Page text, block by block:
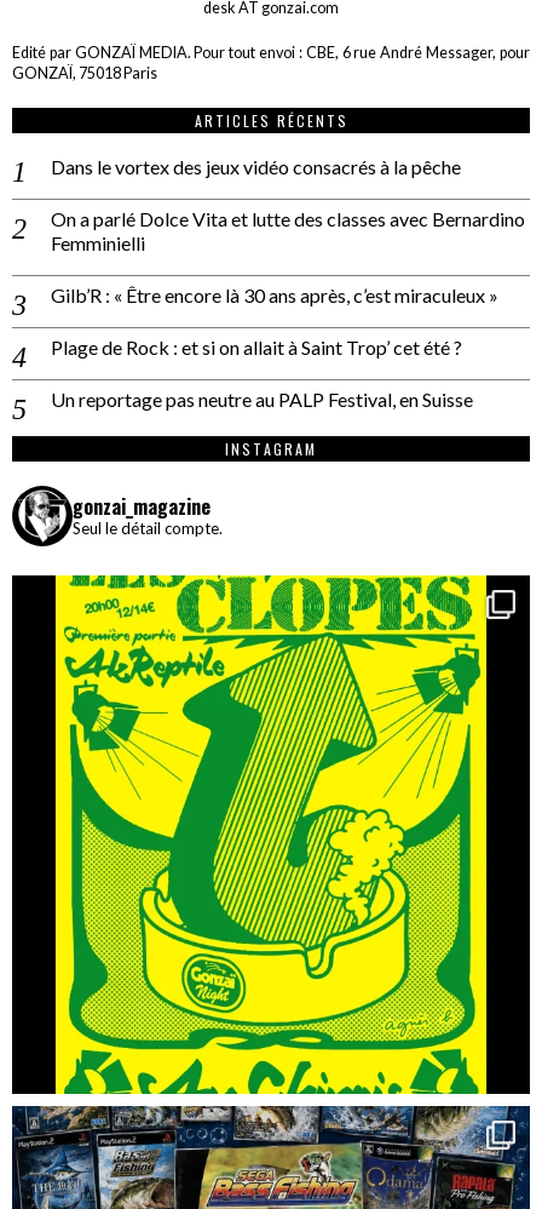
desk AT gonzai.com
Edité par GONZAÏ MEDIA. Pour tout envoi : CBE, 6 rue André Messager, pour
GONZAÏ, 75018 Paris
ARTICLES RÉCENTS
Dans le vortex des jeux vidéo consacrés à la pêche
On a parlé Dolce Vita et lutte des classes avec Bernardino
Femminielli
Gilb’R : « Être encore là 30 ans après, c’est miraculeux »
Plage de Rock : et si on allait à Saint Trop’ cet été ?
Un reportage pas neutre au PALP Festival, en Suisse
INSTAGRAM
gonzai_magazine
Seul le détail compte.